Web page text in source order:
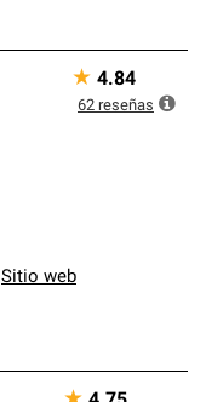
Sitio web
★ 4.84
62 reseñas